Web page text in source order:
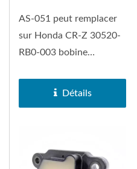
AS-051 peut remplacer
sur Honda CR-Z 30520-
RB0-003 bobine
Détails